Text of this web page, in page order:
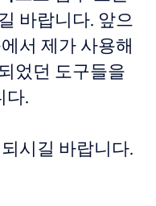
바랍니다. 앞으
서 제가 사용해
었던 도구들을
다.
시길 바랍니다.